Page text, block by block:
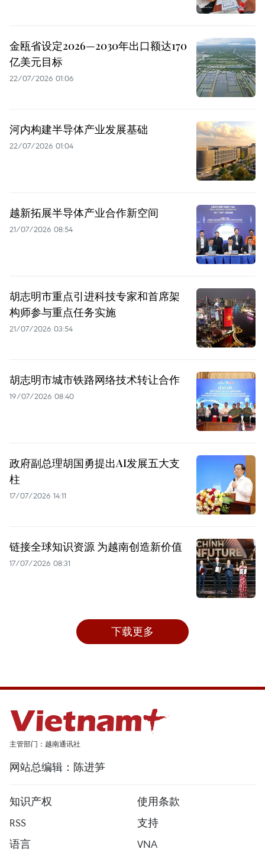
金瓯省设定2026—2030年出口额达170
亿美元目标
22/07/2026 01:06
河内构建半导体产业发展基础
22/07/2026 01:04
越新拓展半导体产业合作新空间
21/07/2026 08:54
胡志明市重点引进科技专家和首席架
构师参与重点任务实施
21/07/2026 03:54
胡志明市城市铁路网络技术转让合作
19/07/2026 08:40
政府副总理胡国勇提出AI发展五大支
柱
17/07/2026 14:11
链接全球知识资源 为越南创造新价值
17/07/2026 08:31
下载更多
主管部门：越南通讯社
网站总编辑：陈进笋
知识产权
使用条款
RSS
支持
语言
VNA